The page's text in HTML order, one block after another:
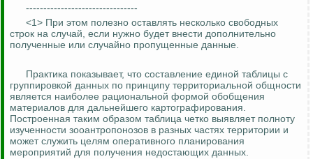
--------------------------------
<1> При этом полезно оставлять несколько свободных
строк на случай, если нужно будет внести дополнительно
полученные или случайно пропущенные данные.
Практика показывает, что составление единой таблицы с
группировкой данных по принципу территориальной общности
является наиболее рациональной формой обобщения
материалов для дальнейшего картографирования.
Построенная таким образом таблица четко выявляет полноту
изученности зооантропонозов в разных частях территории и
может служить целям оперативного планирования
мероприятий для получения недостающих данных.